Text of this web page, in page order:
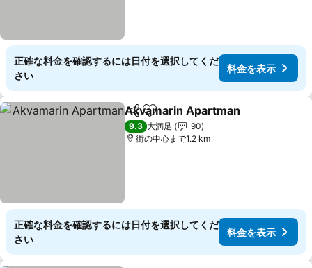
正確な料金を確認するには日付を選択してくだ
さい
料金を表示
シェアお気に入りに追加
Akvamarin Apartman
9.3 大満足
90
街の中心まで1.2 km
正確な料金を確認するには日付を選択してくだ
さい
料金を表示